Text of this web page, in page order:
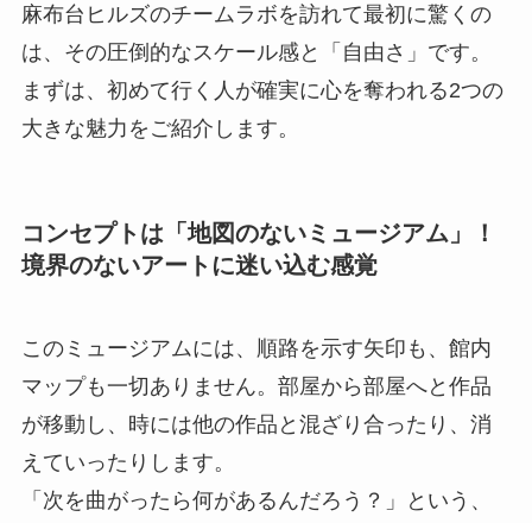
麻布台ヒルズのチームラボを訪れて最初に驚くの
は、その圧倒的なスケール感と「自由さ」です。
まずは、初めて行く人が確実に心を奪われる2つの
大きな魅力をご紹介します。
コンセプトは「地図のないミュージアム」！
境界のないアートに迷い込む感覚
このミュージアムには、順路を示す矢印も、館内
マップも一切ありません。部屋から部屋へと作品
が移動し、時には他の作品と混ざり合ったり、消
えていったりします。
「次を曲がったら何があるんだろう？」という、